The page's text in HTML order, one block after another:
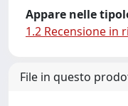
Appare nelle
1.2 Recensione in
File in questo